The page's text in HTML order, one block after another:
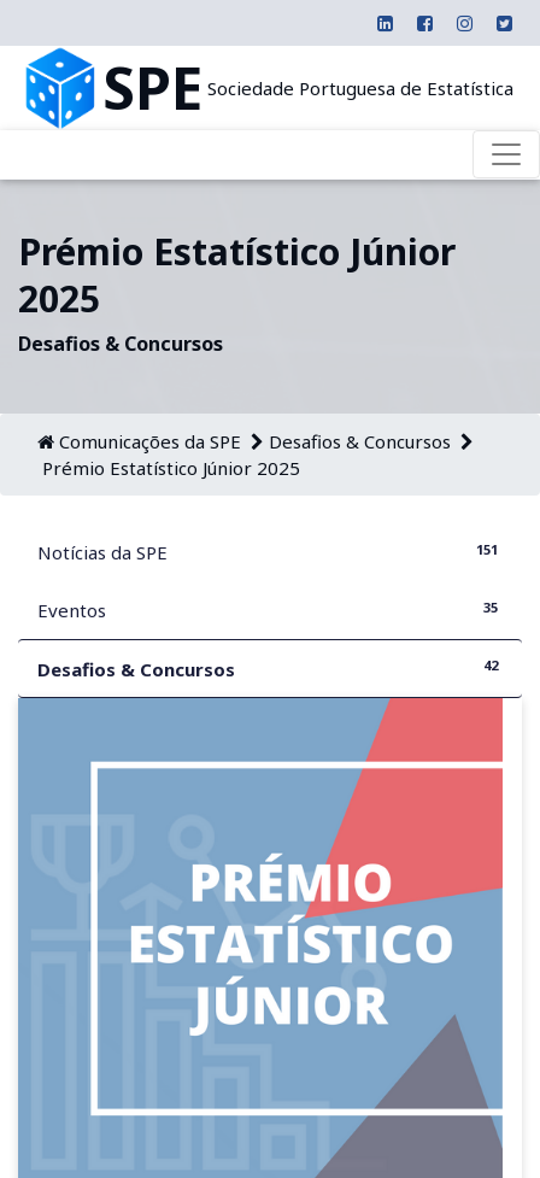
SPE Sociedade Portuguesa de Estatística
Prémio Estatístico Júnior
2025
Desafios & Concursos
Comunicações da SPE
Desafios & Concursos
Prémio Estatístico Júnior 2025
Notícias da SPE 151
Eventos 35
Desafios & Concursos 42